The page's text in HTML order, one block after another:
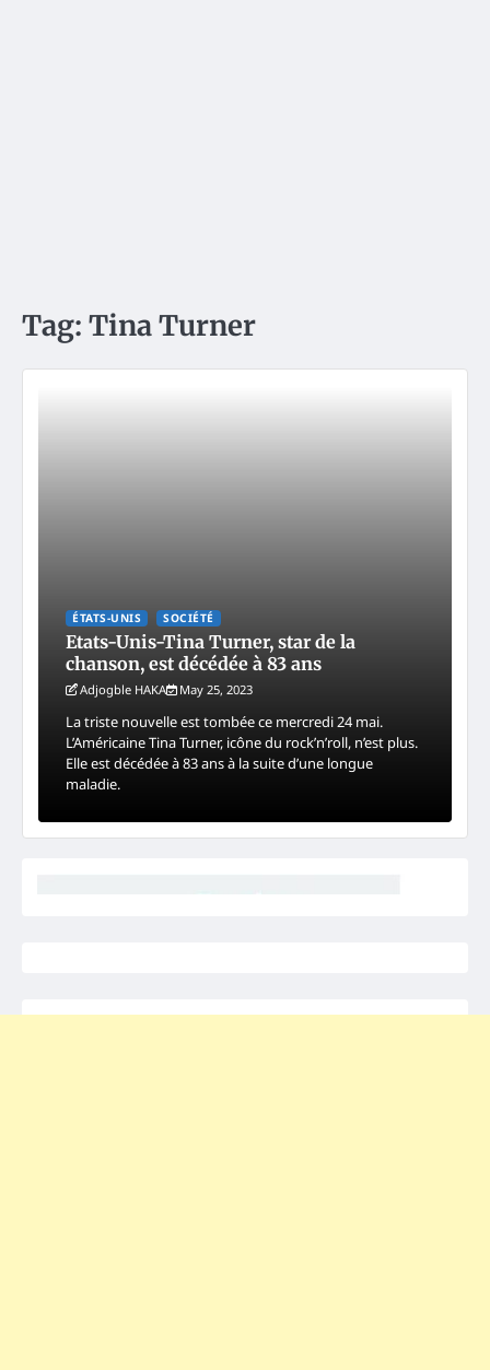
Tag: Tina Turner
ÉTATS-UNIS SOCIÉTÉ
Etats-Unis-Tina Turner, star de la
chanson, est décédée à 83 ans
Adjogble HAKA May 25, 2023
La triste nouvelle est tombée ce mercredi 24 mai.
L’Américaine Tina Turner, icône du rock’n’roll, n’est plus.
Elle est décédée à 83 ans à la suite d’une longue
maladie.